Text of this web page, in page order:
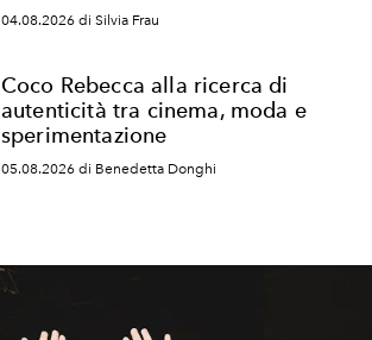
04.08.2026 di Silvia Frau
Coco Rebecca alla ricerca di
autenticità tra cinema, moda e
sperimentazione
05.08.2026 di Benedetta Donghi